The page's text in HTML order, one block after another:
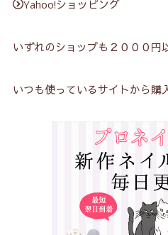
Yahoo!ショッピング
いずれのショップも２０００円
いつも使っているサイトから購